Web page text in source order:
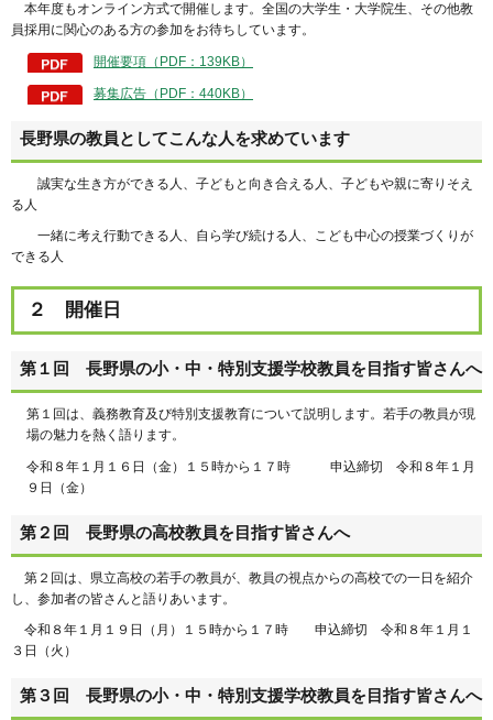
本年度もオンライン方式で開催します。全国の大学生・大学院生、その他教
員採用に関心のある方の参加をお待ちしています。
開催要項（PDF：139KB）
募集広告（PDF：440KB）
長野県の教員としてこんな人を求めています
誠実な生き方ができる人、子どもと向き合える人、子どもや親に寄りそえ
る人
一緒に考え行動できる人、自ら学び続ける人、こども中心の授業づくりが
できる人
２ 開催日
第１回 長野県の小・中・特別支援学校教員を目指す皆さんへ
第１回は、義務教育及び特別支援教育について説明します。若手の教員が現
場の魅力を熱く語ります。
令和８年１月１６日（金）１５時から１７時 申込締切 令和８年１月
９日（金）
第２回 長野県の高校教員を目指す皆さんへ
第２回は、県立高校の若手の教員が、教員の視点からの高校での一日を紹介
し、参加者の皆さんと語りあいます。
令和８年１月１９日（月）１５時から１７時 申込締切 令和８年１月１
３日（火）
第３回 長野県の小・中・特別支援学校教員を目指す皆さんへ